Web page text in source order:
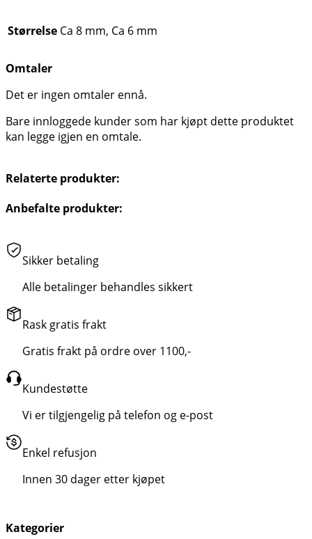
Størrelse Ca 8 mm, Ca 6 mm
Omtaler
Det er ingen omtaler ennå.
Bare innloggede kunder som har kjøpt dette produktet
kan legge igjen en omtale.
Relaterte produkter:
Anbefalte produkter:
Sikker betaling
Alle betalinger behandles sikkert
Rask gratis frakt
Gratis frakt på ordre over 1100,-
Kundestøtte
Vi er tilgjengelig på telefon og e-post
Enkel refusjon
Innen 30 dager etter kjøpet
Kategorier